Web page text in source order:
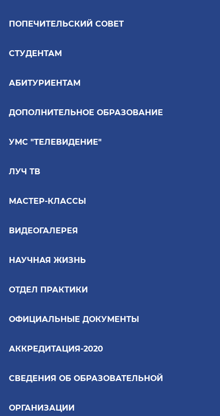
ПОПЕЧИТЕЛЬСКИЙ СОВЕТ
СТУДЕНТАМ
АБИТУРИЕНТАМ
ДОПОЛНИТЕЛЬНОЕ ОБРАЗОВАНИЕ
УМС "ТЕЛЕВИДЕНИЕ"
ЛУЧ ТВ
МАСТЕР-КЛАССЫ
ВИДЕОГАЛЕРЕЯ
НАУЧНАЯ ЖИЗНЬ
ОТДЕЛ ПРАКТИКИ
ОФИЦИАЛЬНЫЕ ДОКУМЕНТЫ
АККРЕДИТАЦИЯ-2020
СВЕДЕНИЯ ОБ ОБРАЗОВАТЕЛЬНОЙ
ОРГАНИЗАЦИИ